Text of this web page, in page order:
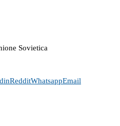
Sovietica
RedditWhatsappEmail